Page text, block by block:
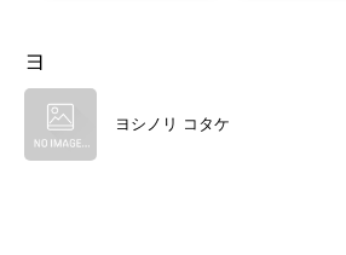
ヨ
ヨシノリ コタケ